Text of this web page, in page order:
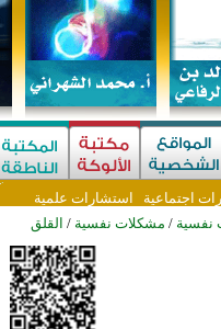
اجتماعية
استشارات علمية
نفسية / مشكلات نفسية / القلق